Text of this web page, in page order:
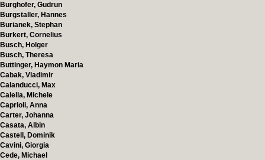
Burghofer, Gudrun
Burgstaller, Hannes
Burianek, Stephan
Burkert, Cornelius
Busch, Holger
Busch, Theresa
Buttinger, Haymon Maria
Cabak, Vladimir
Calanducci, Max
Calella, Michele
Caprioli, Anna
Carter, Johanna
Casata, Albin
Castell, Dominik
Cavini, Giorgia
Cede, Michael